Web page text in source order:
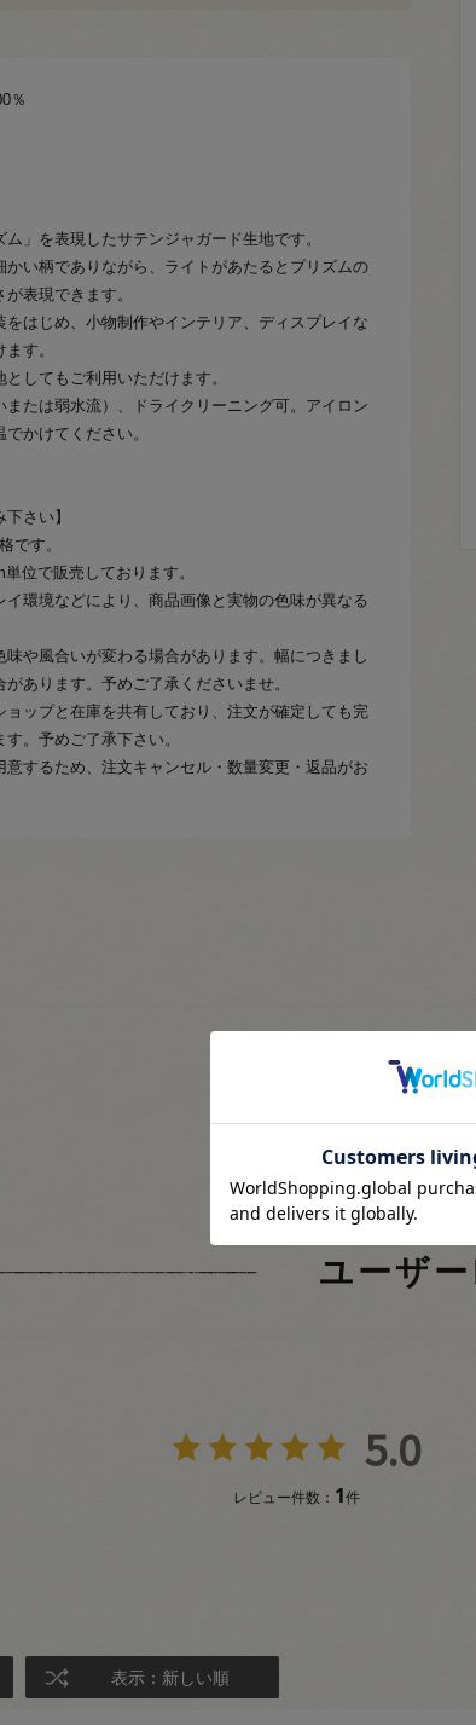
％
」を表現したサテンジャガード生地です。
かい柄でありながら、ライトがあたるとプリズムの
表現できます。
をはじめ、小物制作やインテリア、ディスプレイな
す。
してもご利用いただけます。
または弱水流）、ドライクリーニング可。アイロン
かけてください。
さい】
です。
位で販売しております。
イ環境などにより、商品画像と実物の色味が異なる
味や風合いが変わる場合があります。幅につきまし
あります。予めご了承くださいませ。
ョップと在庫を共有しており、注文が確定しても完
。予めご了承下さい。
意するため、注文キャンセル・数量変更・返品がお
ユーザ
5.0
レビュー件数： 1件
表示：新しい順